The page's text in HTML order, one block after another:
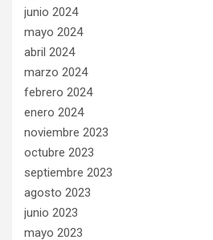
junio 2024
mayo 2024
abril 2024
marzo 2024
febrero 2024
enero 2024
noviembre 2023
octubre 2023
septiembre 2023
agosto 2023
junio 2023
mayo 2023